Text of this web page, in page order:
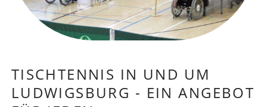
TISCHTENNIS IN UND UM
LUDWIGSBURG - EIN ANGEBOT